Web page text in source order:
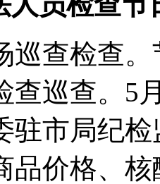
巡查检查
查巡查。5
驻市局纪
品价格、